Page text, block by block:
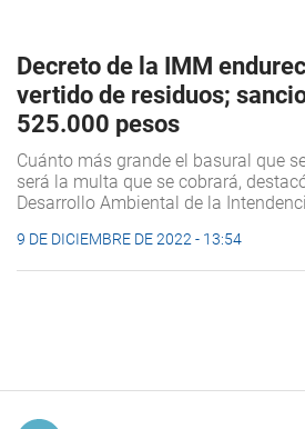
Decreto de la IMM
vertido de residuos;
525.000 pesos
Cuánto más grande el basural que
será la multa que se cobrará,
Desarrollo Ambiental de la
9 DE DICIEMBRE DE 2022 - 13:54